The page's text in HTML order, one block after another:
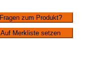
Fragen zum Produkt?
Auf Merkliste setzen